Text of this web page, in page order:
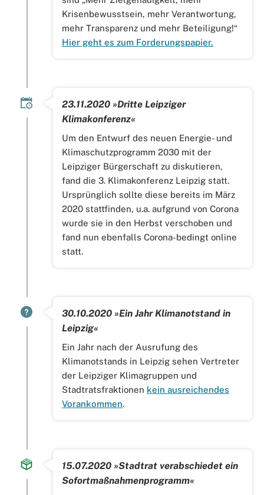
Krisenbewusstsein, mehr Verantwortung,
mehr Transparenz und mehr Beteiligung!“
Hier geht es zum Forderungspapier.
23.11.2020 »Dritte Leipziger
Klimakonferenz«
Um den Entwurf des neuen Energie- und
Klimaschutzprogramm 2030 mit der
Leipziger Bürgerschaft zu diskutieren,
fand die 3. Klimakonferenz Leipzig statt.
Ursprünglich sollte diese bereits im März
2020 stattfinden, u.a. aufgrund von Corona
wurde sie in den Herbst verschoben und
fand nun ebenfalls Corona-bedingt online
statt.
30.10.2020 »Ein Jahr Klimanotstand in
Leipzig«
Ein Jahr nach der Ausrufung des
Klimanotstands in Leipzig sehen Vertreter
der Leipziger Klimagruppen und
Stadtratsfraktionen kein ausreichendes
Vorankommen.
15.07.2020 »Stadtrat verabschiedet ein
Sofortmaßnahmenprogramm«